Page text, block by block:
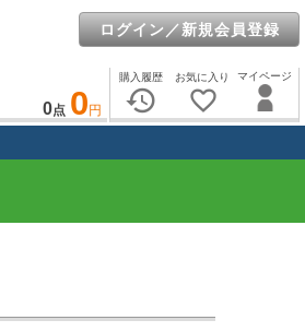
ログイン／新規会員登録
マイページ
お気に入り
favorite_border
購入履歴
history
0点 0 円